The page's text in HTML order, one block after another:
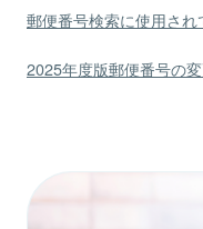
郵便番号検索に使用さ
2025年度版郵便番号の